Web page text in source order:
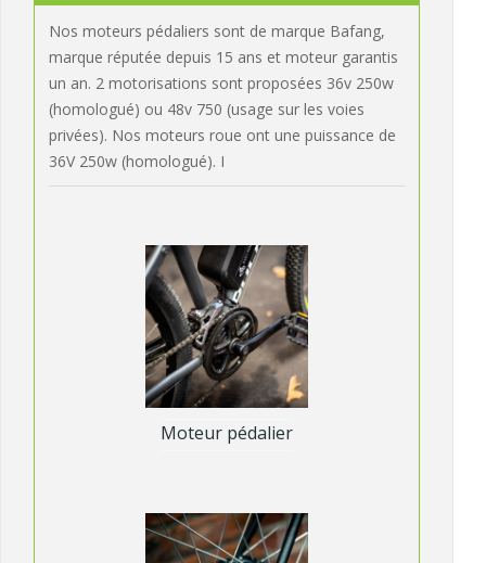
Nos moteurs pédaliers sont de marque Bafang,
marque réputée depuis 15 ans et moteur garantis
un an. 2 motorisations sont proposées 36v 250w
(homologué) ou 48v 750 (usage sur les voies
privées). Nos moteurs roue ont une puissance de
36V 250w (homologué). I
Moteur pédalier